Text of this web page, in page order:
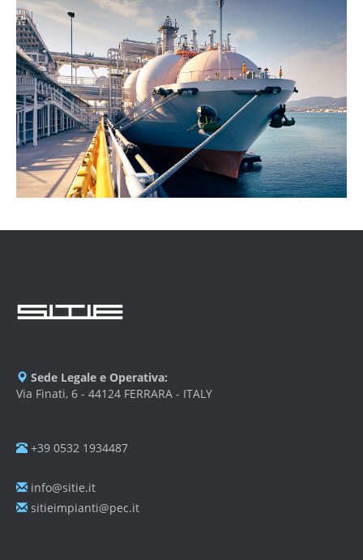
Sede Legale e Operativa:
Via Finati, 6 - 44124 FERRARA - ITALY
+39 0532 1934487
info@sitie.it
sitieimpianti@pec.it